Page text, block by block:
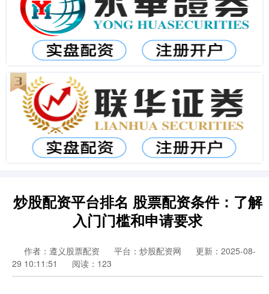
炒股配资平台排名 股票配资条件：了解
入门门槛和申请要求
作者：遵义股票配资 平台：炒股配资网
更新：2025-08-
29 10:11:51
阅读：123